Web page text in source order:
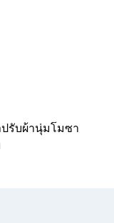
ปรับผ้านุ่มโมซา